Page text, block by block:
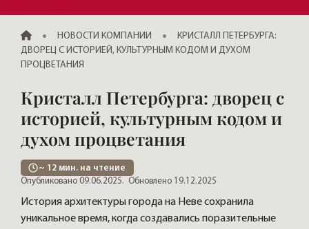
ГЛАВНАЯНОВОСТИ КОМПАНИИ
КРИСТАЛЛ ПЕТЕРБУРГА:
ДВОРЕЦ С ИСТОРИЕЙ, КУЛЬТУРНЫМ КОДОМ И ДУХОМ
ПРОЦВЕТАНИЯ
Кристалл Петербурга: дворец с
историей, культурным кодом и
духом процветания
~ 12 мин. на чтение
Опубликовано 09.06.2025. Обновлено 19.12.2025
История архитектуры города на Неве сохранила
уникальное время, когда создавались поразительные